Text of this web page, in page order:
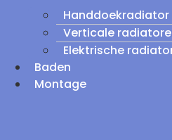
Handdoekradiator
Verticale
Elektrische
Baden
Montage